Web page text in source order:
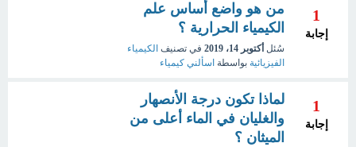
1
إجابة
من هو واضع أساس علم
الكيمياء الحرارية ؟
سُئل أكتوبر 14، 2019 في تصنيف الكيمياء
الفيزيائية بواسطة اسألني كيمياء
1
إجابة
لماذا تكون درجة الأنصهار
والغليان في الماء أعلى من
الميثان ؟